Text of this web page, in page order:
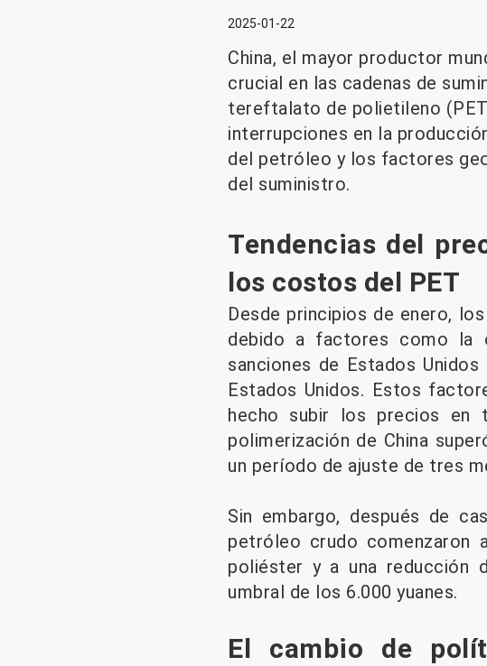
2025-01-22
China, el mayor productor
crucial en las cadenas de
tereftalato de polietileno
interrupciones en la
del petróleo y los factores
del suministro.
Tendencias del
los costos del PET
Desde principios de enero,
debido a factores como la
sanciones de Estados
Estados Unidos. Estos
hecho subir los precios en
polimerización de China
un período de ajuste de tres
Sin embargo, después de
petróleo crudo
poliéster y a una reducción
umbral de los 6.000 yuanes.
El cambio de